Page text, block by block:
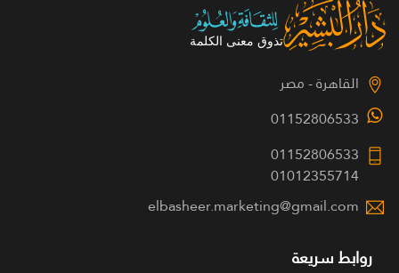
القاهرة - مصر
01152806533
01152806533
01012355714
elbasheer.marketing@gmail.com
روابط سريعة